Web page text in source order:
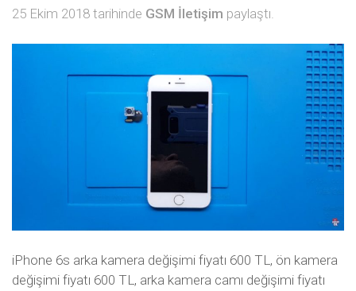
25 Ekim 2018 tarihinde GSM İletişim paylaştı.
iPhone 6s arka kamera değişimi fiyatı 600 TL, ön kamera
değişimi fiyatı 600 TL, arka kamera camı değişimi fiyatı